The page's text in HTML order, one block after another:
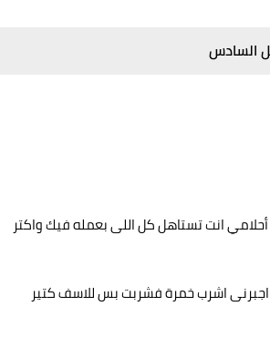
السادس
انت تستاهل كل اللى بعمله فيك واكتر
اشرب خمرة فشربت بس للاسف كتير